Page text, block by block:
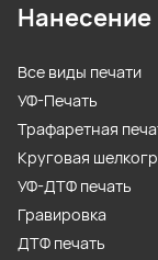
Нанесение
Все виды печати
УФ-Печать
Трафаретная
Круговая
УФ-ДТФ печать
Гравировка
ДТФ печать